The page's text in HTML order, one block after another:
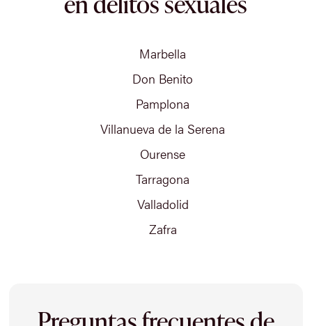
Marbella
Don Benito
Pamplona
Villanueva de la Serena
Ourense
Tarragona
Valladolid
Zafra